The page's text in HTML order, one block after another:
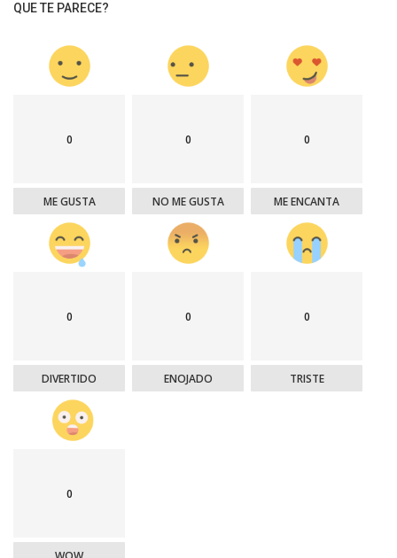
QUE TE PARECE?
0
ME GUSTA
0
NO ME GUSTA
0
ME ENCANTA
0
DIVERTIDO
0
ENOJADO
0
TRISTE
0